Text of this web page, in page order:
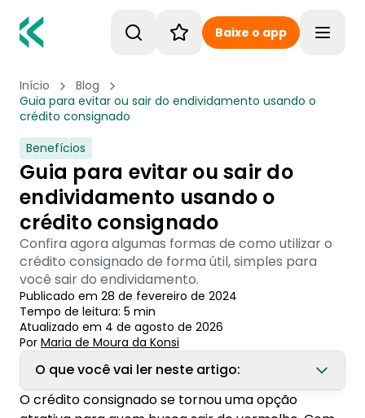
Baixe o app
Início
Blog
Guia para evitar ou sair do endividamento usando o
crédito consignado
Benefícios
Guia para evitar ou sair do
endividamento usando o
crédito consignado
Confira agora algumas formas de como utilizar o
crédito consignado de forma útil, simples para
você sair do endividamento.
Publicado em 28 de fevereiro de 2024
Tempo de leitura: 5 min
Atualizado em 4 de agosto de 2026
Por Maria de Moura da Konsi
O que você vai ler neste artigo:
1. O que é crédito consignado?
O crédito consignado se tornou uma opção